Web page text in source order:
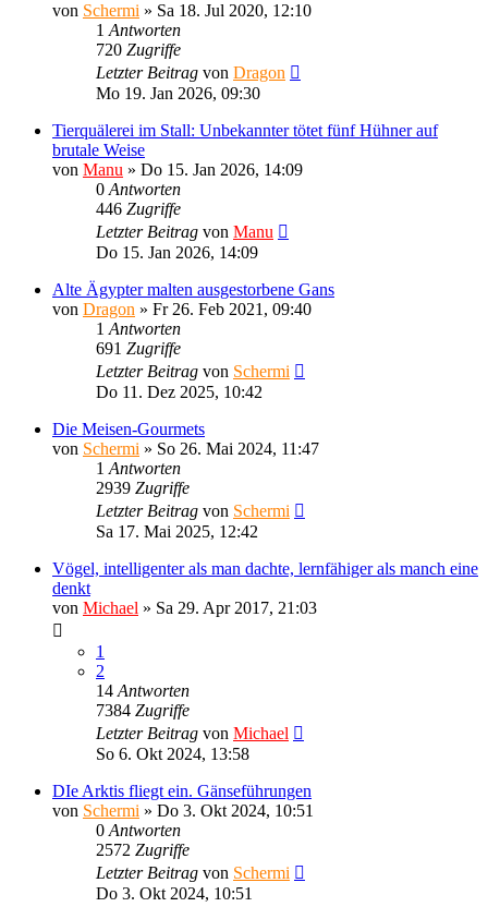
von Schermi » Sa 18. Jul 2020, 12:10
1 Antworten
720 Zugriffe
Letzter Beitrag von Dragon
Mo 19. Jan 2026, 09:30
Tierquälerei im Stall: Unbekannter tötet fünf Hühner auf
brutale Weise
von Manu » Do 15. Jan 2026, 14:09
0 Antworten
446 Zugriffe
Letzter Beitrag von Manu
Do 15. Jan 2026, 14:09
Alte Ägypter malten ausgestorbene Gans
von Dragon » Fr 26. Feb 2021, 09:40
1 Antworten
691 Zugriffe
Letzter Beitrag von Schermi
Do 11. Dez 2025, 10:42
Die Meisen-Gourmets
von Schermi » So 26. Mai 2024, 11:47
1 Antworten
2939 Zugriffe
Letzter Beitrag von Schermi
Sa 17. Mai 2025, 12:42
Vögel, intelligenter als man dachte, lernfähiger als manch eine
denkt
von Michael » Sa 29. Apr 2017, 21:03
1
2
14 Antworten
7384 Zugriffe
Letzter Beitrag von Michael
So 6. Okt 2024, 13:58
DIe Arktis fliegt ein. Gänseführungen
von Schermi » Do 3. Okt 2024, 10:51
0 Antworten
2572 Zugriffe
Letzter Beitrag von Schermi
Do 3. Okt 2024, 10:51